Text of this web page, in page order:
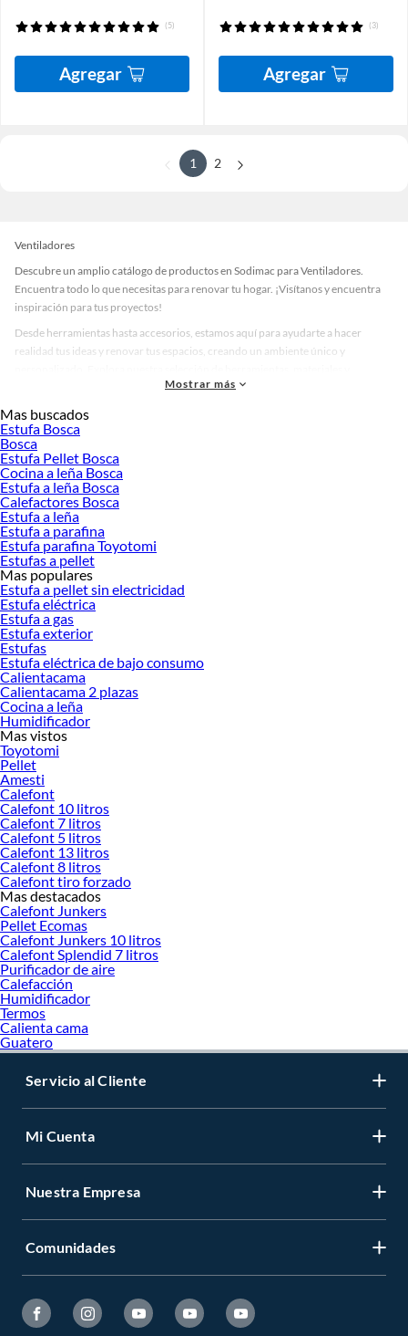
(5)
Agregar
(3)
Agregar
1 2
Ventiladores
Descubre un amplio catálogo de productos en Sodimac para Ventiladores.
Encuentra todo lo que necesitas para renovar tu hogar. ¡Visítanos y encuentra
inspiración para tus proyectos!
Desde herramientas hasta accesorios, estamos aquí para ayudarte a hacer
realidad tus ideas y renovar tus espacios, creando un ambiente único y
accesorios de calidad que te ayudarán a crear un espacio más tú.
Desde remodelaciones hasta proyectos de decoración, estamos aquí para hacer
tus ideas realidad. ¡Visítanos y encuentra todo lo que tenemos para ofrecerte en
Ventiladores!
Explora la variedad de productos de Ventiladores en Sodimac
Herramientas, materiales y accesorios de calidad para tus proyectos y
renovación de espacios. ¡Visítanos y descubre todo lo que tenemos para
ofrecerte!
Encuentra una amplia variedad de productos de Ventiladores en Sodimac.
Encuentra todo lo necesario para tus proyectos de renovación y decoración.
¡Visítanos y haz tus ideas realidad!
Mostrar más
Mas buscados
Estufa Bosca
Bosca
Estufa Pellet Bosca
Cocina a leña Bosca
Estufa a leña Bosca
Calefactores Bosca
Estufa a leña
Estufa a parafina
Estufa parafina Toyotomi
Estufas a pellet
Mas populares
Estufa a pellet sin electricidad
Estufa eléctrica
Estufa a gas
Estufa exterior
Estufas
Estufa eléctrica de bajo consumo
Calientacama
Calientacama 2 plazas
Cocina a leña
Humidificador
Mas vistos
Toyotomi
Pellet
Amesti
Calefont
Calefont 10 litros
Calefont 7 litros
Calefont 5 litros
Calefont 13 litros
Calefont 8 litros
Calefont tiro forzado
Mas destacados
Calefont Junkers
Pellet Ecomas
Calefont Junkers 10 litros
Calefont Splendid 7 litros
Purificador de aire
Calefacción
Humidificador
Termos
Calienta cama
Guatero
Servicio al Cliente
Mi Cuenta
Nuestra Empresa
Comunidades